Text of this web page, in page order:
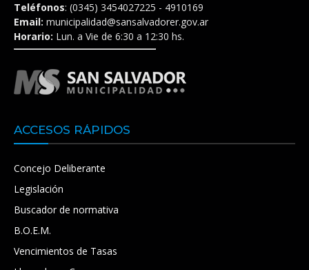
Teléfonos: (0345) 3454027225 - 4910169
Email: municipalidad@sansalvadorer.gov.ar
Horario: Lun. a Vie de 6:30 a 12:30 hs.
ACCESOS RÁPIDOS
Concejo Deliberante
Legislación
Buscador de normativa
B.O.E.M.
Vencimientos de Tasas